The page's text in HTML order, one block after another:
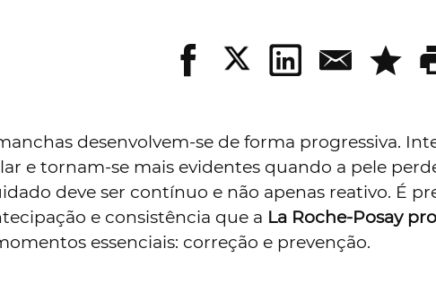
desenvolvem-se de forma progressiva.
e tornam-se mais evidentes quando a pele
deve ser contínuo e não apenas reativo. É
e consistência que a La Roche-Posay
essenciais: correção e prevenção.